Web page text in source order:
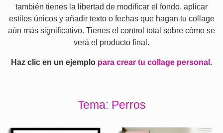
también tienes la libertad de modificar el fondo, aplicar
estilos únicos y añadir texto o fechas que hagan tu collage
aún más significativo. Tienes el control total sobre cómo se
verá el producto final.
Haz clic en un ejemplo para crear tu collage personal.
Tema: Perros